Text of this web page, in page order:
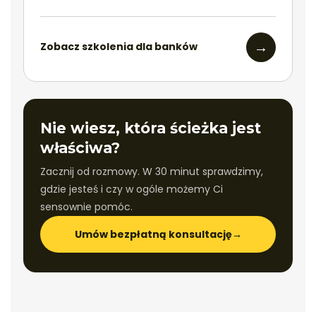
Zobacz szkolenia dla banków →
Nie wiesz, która ścieżka jest
właściwa?
Zacznij od rozmowy. W 30 minut sprawdzimy,
gdzie jesteś i czy w ogóle możemy Ci
sensownie pomóc.
Umów bezpłatną konsultację→